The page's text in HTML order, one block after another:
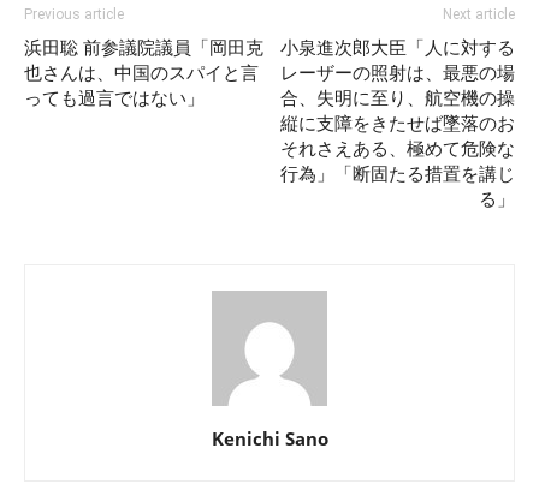
Previous article
浜田聡 前参議院議員「岡田克
也さんは、中国のスパイと言
っても過言ではない」
Next article
小泉進次郎大臣「人に対する
レーザーの照射は、最悪の場
合、失明に至り、航空機の操
縦に支障をきたせば墜落のお
それさえある、極めて危険な
行為」「断固たる措置を講じ
る」
Kenichi Sano